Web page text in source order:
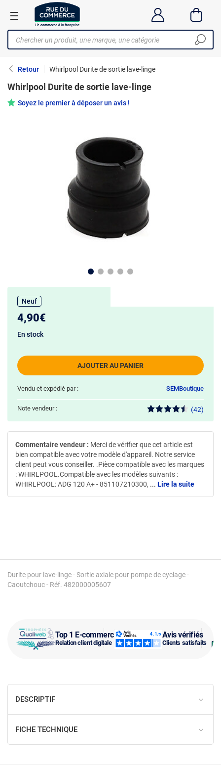
Retour Whirlpool Durite de sortie lave-linge
Top 1 E-commerce
Relation client digitale
Avis vérifiés
Clients satisfaits
Whirlpool Durite de sortie lave-linge
Soyez le premier à déposer un avis !
Durite pour lave-linge - Sortie axiale pour pompe de cyclage -
Caoutchouc - Réf. 482000005607
Neuf
4,90€
AJOUTER AU PANIER
En stock
Vendu et expédié par : SEMBoutique
Note vendeur : (42)
Commentaire vendeur : Merci de vérifier que cet article est
bien compatible avec votre modèle d'appareil. Notre service
client peut vous conseiller. .Pièce compatible avec les marques
: WHIRLPOOL.Compatible avec les modèles suivants :
WHIRLPOOL: ADG 120 A+ - 851107210300, ... Lire la suite
DESCRIPTIF
FICHE TECHNIQUE